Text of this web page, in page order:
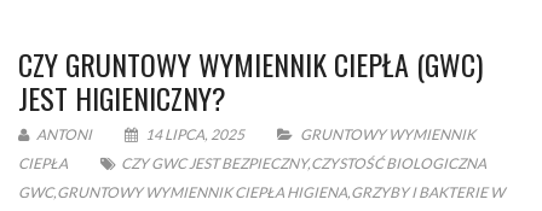
CZY GRUNTOWY WYMIENNIK CIEPŁA (GWC)
JEST HIGIENICZNY?
ANTONI 14 LIPCA, 2025
GRUNTOWY WYMIENNIK
CIEPŁA
CZY GWC JEST BEZPIECZNY,CZYSTOŚĆ BIOLOGICZNA
GWC,GRUNTOWY WYMIENNIK CIEPŁA HIGIENA,GRZYBY I BAKTERIE W